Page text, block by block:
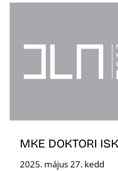
MKE DOKTORI
2025. május 27. kedd